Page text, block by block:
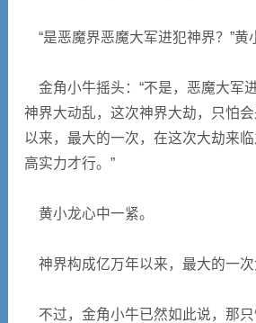
“是恶魔界恶魔大军进犯神界？”黄
金角小牛摇头：“不是，恶魔大军
神界大动乱，这次神界大劫，只怕
以来，最大的一次，在这次大劫来
高实力才行。”
黄小龙心中一紧。
神界构成亿万年以来，最大的一次
不过，金角小牛已然如此说，那只